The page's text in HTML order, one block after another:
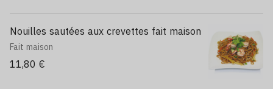
Nouilles sautées aux crevettes fait maison
Fait maison
11,80 €